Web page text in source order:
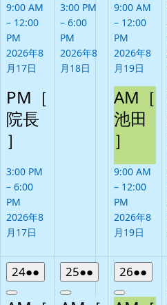
9:00 AM
– 12:00
PM
2026年8
月17日
PM［
院長
］
3:00 PM
– 6:00
PM
2026年8
月17日
3:00 PM
– 6:00
PM
2026年8
月18日
9:00 AM
– 12:00
PM
2026年8
月19日
AM［
池田
］
9:00 AM
– 12:00
PM
2026年8
月19日
242026
年
8
●●
件
の
Close
252026
年
8
●●
件
の
Close
262026
年
8
●●
件
の
Close